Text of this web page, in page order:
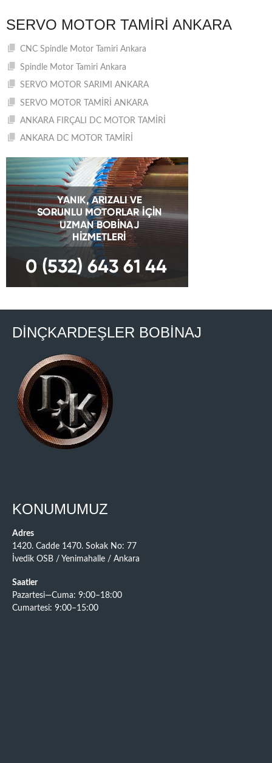
SERVO MOTOR TAMIRI ANKARA
CNC Spindle Motor Tamiri Ankara
Spindle Motor Tamiri Ankara
SERVO MOTOR SARIMI ANKARA
SERVO MOTOR TAMİRİ ANKARA
ANKARA FIRÇALI DC MOTOR TAMİRİ
ANKARA DC MOTOR TAMİRİ
DİNÇKARDEŞLER BOBİNAJ
KONUMUMUZ
Adres
1420. Cadde 1470. Sokak No: 77
İvedik OSB / Yenimahalle / Ankara
Saatler
Pazartesi—Cuma: 9:00–18:00
Cumartesi: 9:00–15:00